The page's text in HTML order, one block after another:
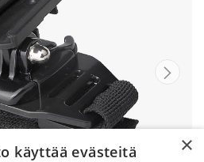
×
käyttää evästeitä